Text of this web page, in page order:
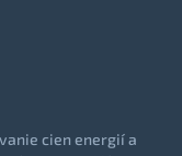
cien energií a